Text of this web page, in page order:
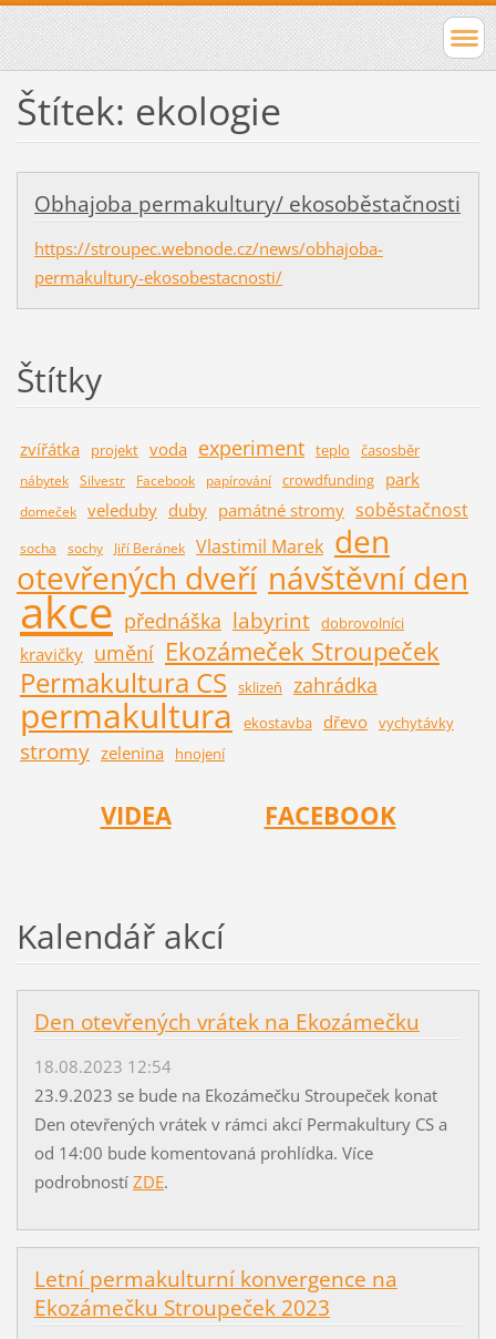
Štítek: ekologie
Obhajoba permakultury/ ekosoběstačnosti
https://stroupec.webnode.cz/news/obhajoba-
permakultury-ekosobestacnosti/
Štítky
zvířátka projekt voda experiment teplo časosběr
nábytek Silvestr Facebook papírování crowdfunding park
domeček veleduby duby památné stromy soběstačnost
socha sochy Jiří Beránek Vlastimil Marek den
otevřených dveří návštěvní den
akce přednáška labyrint dobrovolníci
kravičky umění Ekozámeček Stroupeček
Permakultura CS sklizeň zahrádka
permakultura ekostavba dřevo vychytávky
stromy zelenina hnojení
VIDEA FACEBOOK
Kalendář akcí
Den otevřených vrátek na Ekozámečku
18.08.2023 12:54
23.9.2023 se bude na Ekozámečku Stroupeček konat
Den otevřených vrátek v rámci akcí Permakultury CS a
od 14:00 bude komentovaná prohlídka. Více
podrobností ZDE.
Letní permakulturní konvergence na
Ekozámečku Stroupeček 2023